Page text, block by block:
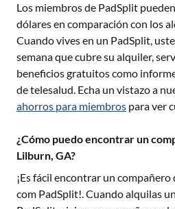
Los miembros de PadSplit
dólares en comparación con los
Cuando vives en un PadSplit,
semana que cubre su alquiler,
beneficios gratuitos como
de telesalud. Echa un vistazo a
ahorros para miembros para ver
¿Cómo puedo encontrar un
Lilburn, GA?
¡Es fácil encontrar un compañero
com PadSplit!. Cuando alquilas